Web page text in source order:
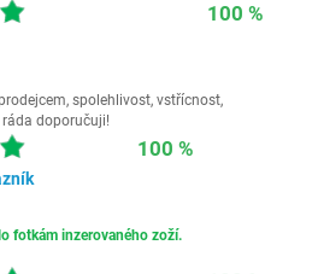
100 %
spolehlivost, vstřícnost,
doporučuji!
100 %
fotkám inzerovaného zoží.